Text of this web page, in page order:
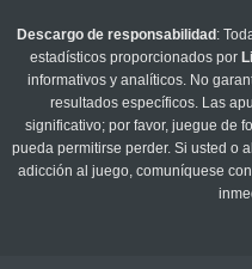
Descargo de responsabilidad :
estadísticos proporcionados por
informativos y analíticos. No
resultados específicos. Las
significativo; por favor, juegue de
pueda permitirse perder. Si usted o
adicción al juego, comuníquese